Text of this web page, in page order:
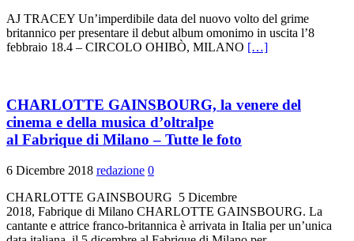
AJ TRACEY Un’imperdibile data del nuovo volto del grime
britannico per presentare il debut album omonimo in uscita l’8
febbraio 18.4 – CIRCOLO OHIBÒ, MILANO […]
CHARLOTTE GAINSBOURG, la venere del
cinema e della musica d’oltralpe
al Fabrique di Milano – Tutte le foto
6 Dicembre 2018 redazione 0
CHARLOTTE GAINSBOURG 5 Dicembre
2018, Fabrique di Milano CHARLOTTE GAINSBOURG. La
cantante e attrice franco-britannica è arrivata in Italia per un’unica